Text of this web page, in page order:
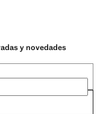
y novedades